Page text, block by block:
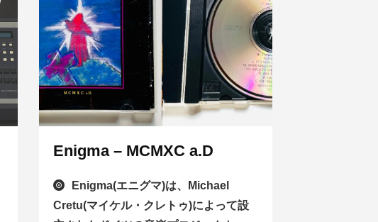
Enigma – MCMXC a.D
Enigma(エニグマ)は、Michael
Cretu(マイケル・クレトゥ)によって設